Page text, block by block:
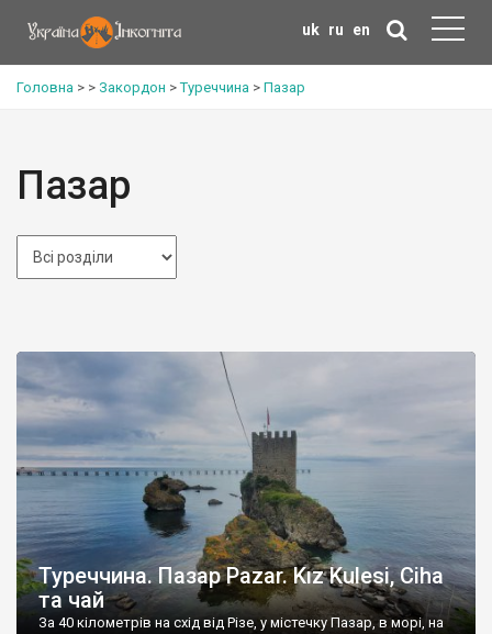
uk ru en
Головна > > Закордон >Туреччина > Пазар
Пазар
Туреччина. Пазар Pazar. Kız Kulesi, Ciha
та чай
За 40 кілометрів на схід від Різе, у містечку Пазар, в морі, на